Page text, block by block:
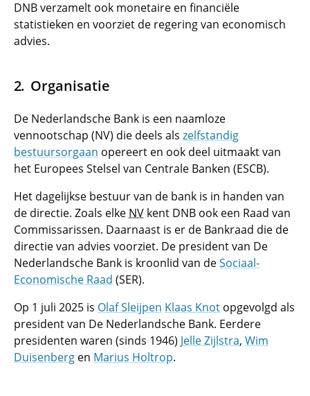
DNB verzamelt ook monetaire en financiële
statistieken en voorziet de regering van economisch
advies.
Organisatie
De Nederlandsche Bank is een naamloze
vennootschap (NV) die deels als zelfstandig
bestuursorgaan opereert en ook deel uitmaakt van
het Europees Stelsel van Centrale Banken (ESCB).
Het dagelijkse bestuur van de bank is in handen van
de directie. Zoals elke NV kent DNB ook een Raad van
Commissarissen. Daarnaast is er de Bankraad die de
directie van advies voorziet. De president van De
Nederlandsche Bank is kroonlid van deSociaal-
Economische Raad (SER).
Op 1 juli 2025 is Olaf Sleijpen Klaas Knot opgevolgd als
president van De Nederlandsche Bank. Eerdere
presidenten waren (sinds 1946) Jelle Zijlstra, Wim
Duisenberg en Marius Holtrop.